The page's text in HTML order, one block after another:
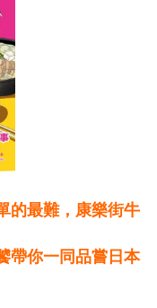
的最難，康樂街牛
帶你一同品嘗日本